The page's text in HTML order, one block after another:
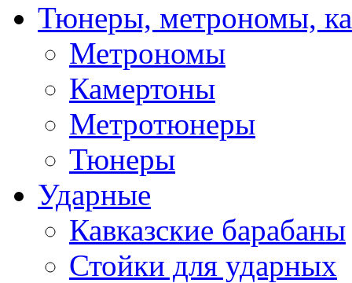
Тюнеры, метрономы,
Метрономы
Камертоны
Метротюнеры
Тюнеры
Ударные
Кавказские барабаны
Стойки для ударных